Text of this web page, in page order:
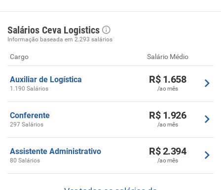
Salários Ceva Logistics
Informação baseada em 2.293 salários
Cargo Salário Médio
Auxiliar de Logística
1.190 Salários
R$ 1.658
/ao mês
Conferente
297 Salários
R$ 1.926
/ao mês
Assistente Administrativo
80 Salários
R$ 2.394
/ao mês